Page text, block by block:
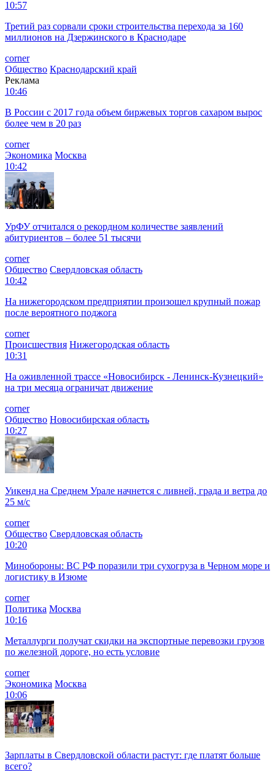
10:57
Третий раз сорвали сроки строительства перехода за 160
миллионов на Дзержинского в Краснодаре
corner
Общество Краснодарский край
Реклама
10:46
В России с 2017 года объем биржевых торгов сахаром вырос
более чем в 20 раз
corner
Экономика Москва
10:42
УрФУ отчитался о рекордном количестве заявлений
абитуриентов – более 51 тысячи
corner
Общество Свердловская область
10:42
На нижегородском предприятии произошел крупный пожар
после вероятного поджога
corner
Происшествия Нижегородская область
10:31
На оживленной трассе «Новосибирск - Ленинск-Кузнецкий»
на три месяца ограничат движение
corner
Общество Новосибирская область
10:27
Уикенд на Среднем Урале начнется с ливней, града и ветра до
25 м/с
corner
Общество Свердловская область
10:20
Минобороны: ВС РФ поразили три сухогруза в Черном море и
логистику в Изюме
corner
Политика Москва
10:16
Металлурги получат скидки на экспортные перевозки грузов
по железной дороге, но есть условие
corner
Экономика Москва
10:06
Зарплаты в Свердловской области растут: где платят больше
всего?